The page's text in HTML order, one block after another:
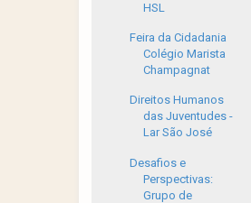
HSL
Feira da Cidadania
Colégio Marista
Champagnat
Direitos Humanos
das Juventudes -
Lar São José
Desafios e
Perspectivas:
Grupo de